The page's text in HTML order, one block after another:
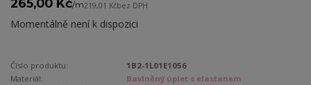
265,00 Kč/m219,01 Kčbez DPH
Momentálně není k dispozici
Číslo produktu:
1B2-1L01E1056
Materiál:
Bavlněný úplet s elastanem